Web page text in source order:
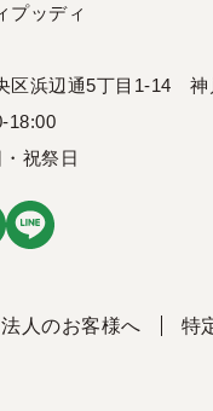
プッディ
区浜辺通5丁目1-14 神
18:00
祝祭日
法人のお客様へ 特